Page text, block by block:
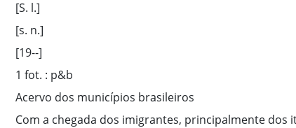
[S. l.]
[s. n.]
[19--]
1 fot. : p&b
Acervo dos municípios brasileiros
Com a chegada dos imigrantes, principalmente dos